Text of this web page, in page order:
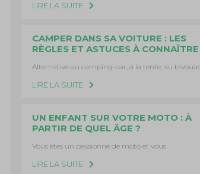
LIRE LA SUITE
CAMPER DANS SA VOITURE : LES
RÈGLES ET ASTUCES À CONNAÎTRE
Alternative au camping-car, à la tente, au bivouac
LIRE LA SUITE
UN ENFANT SUR VOTRE MOTO : À
PARTIR DE QUEL ÂGE ?
Vous êtes un passionné de moto et vous
LIRE LA SUITE